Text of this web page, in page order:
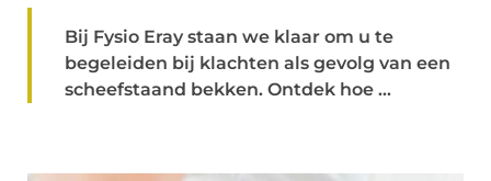
Bij Fysio Eray staan we klaar om u te
begeleiden bij klachten als gevolg van een
scheefstaand bekken. Ontdek hoe ...